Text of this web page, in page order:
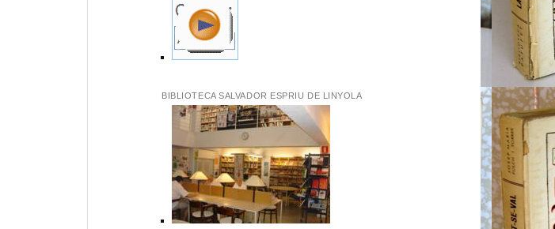
BIBLIOTECA SALVADOR ESPRIU DE LINYOLA